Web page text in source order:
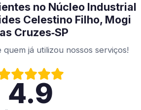
no Núcleo Industrial
Celestino Filho, Mogi
Cruzes‑SP
quem já utilizou nossos serviços!
4.9